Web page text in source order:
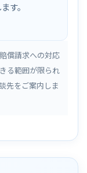
す。
償請求への対応
る範囲が限られ
先をご案内しま